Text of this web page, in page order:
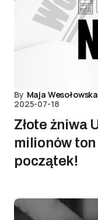
By Maja Wesołowska
2025-07-18
Złote żniwa
milionów
początek!